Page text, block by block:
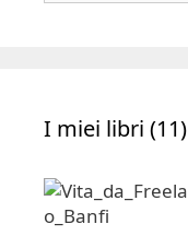
I miei libri (11)